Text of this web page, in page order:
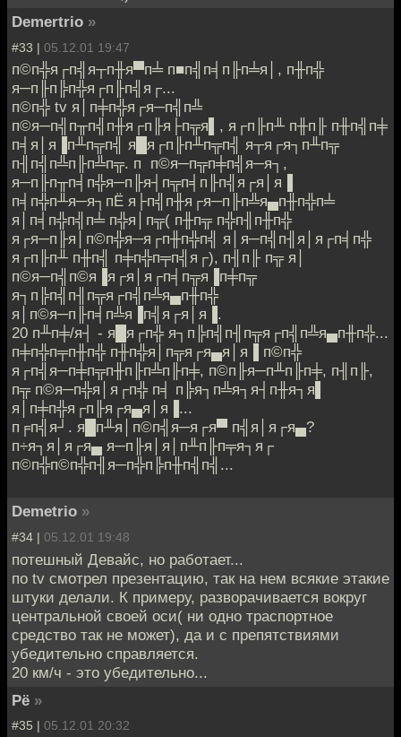
Demertrio »
#33 | 05.12.01 19:47
п©п╬я┌п╣я┬п╫я▀п╧ п■п╣п╡п╟п╧я│, п╫п╬
я─п╟п╠п╬я┌п╟п╣я┌...
п©п╬ tv я│п╪п╬я┌я─п╣п╩
п©я─п╣п╥п╣п╫я┌п╟я├п╦я▌, я┌п╟п╨ п╫п╟ п╫п╣п╪
п╡я│я▐п╨п╦п╣ я█я┌п╟п╨п╦п╣ я┬я┌я┐п╨п╦
п╢п╣п╩п╟п╩п╦. п п©я─п╦п╪п╣я─я┐,
я─п╟п╥п╡п╬я─п╟я┤п╦п╡п╟п╣я┌я│я▐
п╡п╬п╨я─я┐пЁ я├п╣п╫я┌я─п╟п╩я▄п╫п╬п╧
я│п╡п╬п╣п╧ п╬я│п╦( п╫п╦ п╬п╢п╫п╬
я┌я─п╟я│п©п╬я─я┌п╫п╬п╣ я│я─п╣п╢я│я┌п╡п╬
я┌п╟п╨ п╫п╣ п╪п╬п╤п╣я┌), п╢п╟ п╦ я│
п©я─п╣п©я▐я┌я│я┌п╡п╦я▐п╪п╦
я┐п╠п╣п╢п╦я┌п╣п╩я▄п╫п╬
я│п©я─п╟п╡п╩я▐п╣я┌я│я▐.
20 п╨п╪/я┤ - я█я┌п╬ я┐п╠п╣п╢п╦я┌п╣п╩я▄п╫п╬...
п╪п╬п╤п╫п╬ п╫п╬я│п╦я┌я▄я│я▐ п©п╬
я┌п╣я─п╪п╦п╫п╟п╩п╟п╪, п©п╟я─п╨п╟п╪, п╢п╟,
п╦ п©я─п╬я│я┌п╬ п╡ п╠я┐п╩я┐я┤п╫я┐я▌
я│п╪п╬я┌п╟я┌я▄я│я▐...
п╒п╣я┘. я█п╨я│п©п╣я─я┌я▀ п╣я│я┌я▄?
п÷я┐я│я┌я▄ я─п╟я│я│п╨п╟п╤я┐я┌
п©п╬п©п╬п╢я─п╬п╠п╫п╣п╣...
Demetrio »
#34 | 05.12.01 19:48
потешный Девайс, но работает...
по tv смотрел презентацию, так на нем всякие этакие
штуки делали. К примеру, разворачивается вокруг
центральной своей оси( ни одно траспортное
средство так не может), да и с препятствиями
убедительно справляется.
20 км/ч - это убедительно...
Рё »
#35 | 05.12.01 20:32